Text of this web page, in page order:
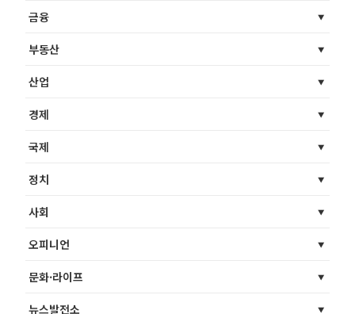
금융
부동산
산업
경제
국제
정치
사회
오피니언
문화·라이프
뉴스발전소